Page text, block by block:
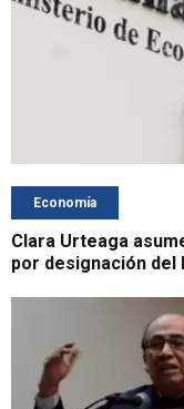
Economía
Clara Urteaga
por designación del